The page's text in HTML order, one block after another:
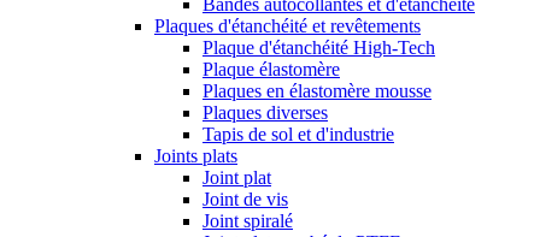
Bandes autocollantes et d'étanchéité
Plaques d'étanchéité et revêtements
Plaque d'étanchéité High-Tech
Plaque élastomère
Plaques en élastomère mousse
Plaques diverses
Tapis de sol et d'industrie
Joints plats
Joint plat
Joint de vis
Joint spiralé